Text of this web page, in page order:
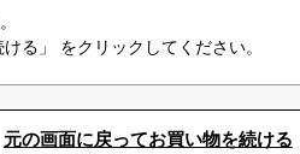
る」 をクリックしてください。